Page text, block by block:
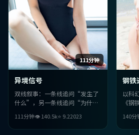
111分钟
异境信号
双线叙事：一条线追问“发生了
什么”，另一条线追问“为什么
汇，反转不炫技，但足够狠。
111分钟👁140.5k⭐ 9.22023
钢铁
以科
《钢
关系
140分